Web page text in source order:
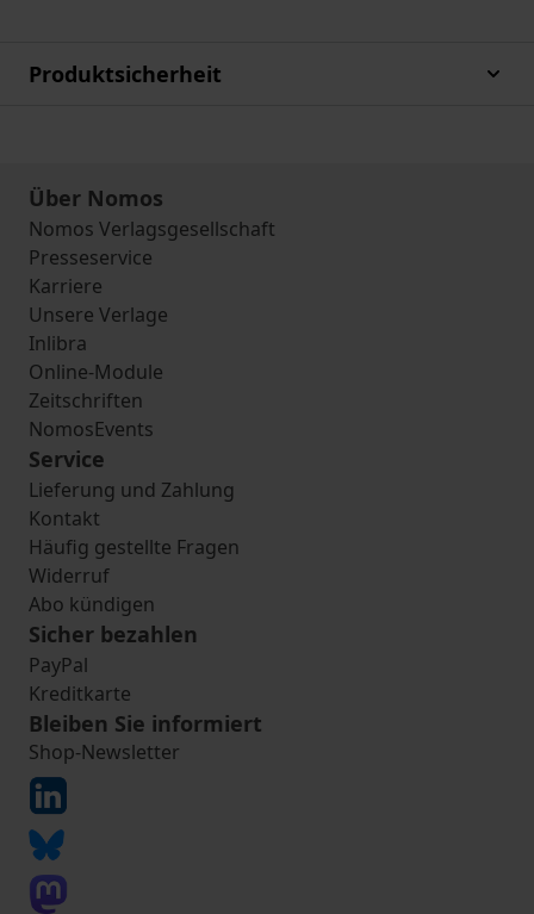
Produktsicherheit
Über Nomos
Nomos Verlagsgesellschaft
Presseservice
Karriere
Unsere Verlage
Inlibra
Online-Module
Zeitschriften
NomosEvents
Service
Lieferung und Zahlung
Kontakt
Häufig gestellte Fragen
Widerruf
Abo kündigen
Sicher bezahlen
PayPal
Kreditkarte
Bleiben Sie informiert
Shop-Newsletter